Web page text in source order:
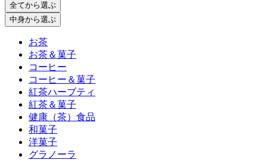
全てから選ぶ
中身から選ぶ
お茶
お茶＆菓子
コーヒー
コーヒー＆菓子
紅茶ハーブティ
紅茶＆菓子
健康（茶）食品
和菓子
洋菓子
グラノーラ